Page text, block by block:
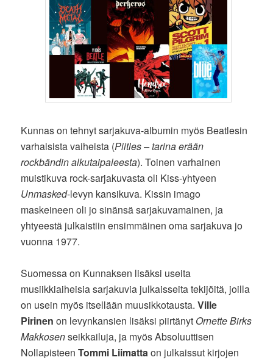
Kunnas on tehnyt sarjakuva-albumin myös Beatlesin
varhaisista vaiheista (Piitles – tarina erään
rockbändin alkutaipaleesta). Toinen varhainen
muistikuva rock-sarjakuvasta oli Kiss-yhtyeen
Unmasked-levyn kansikuva. Kissin imago
maskeineen oli jo sinänsä sarjakuvamainen, ja
yhtyeestä julkaistiin ensimmäinen oma sarjakuva jo
vuonna 1977.
Suomessa on Kunnaksen lisäksi useita
musiikkiaiheisia sarjakuvia julkaisseita tekijöitä, joilla
on usein myös itsellään muusikkotausta.Ville
Pirinen on levynkansien lisäksi piirtänyt Ornette Birks
Makkosenseikkailuja, ja myös Absoluuttisen
NollapisteenTommi Liimattaon julkaissut kirjojen